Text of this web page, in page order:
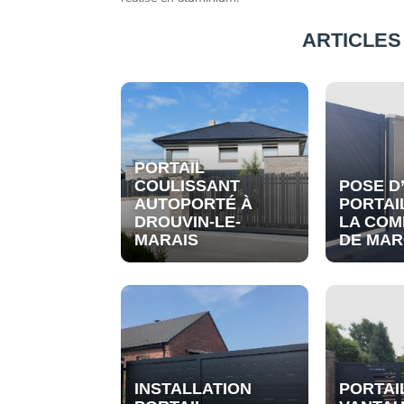
PORTAIL
COULISSANT
AUTOPORTÉ À
DROUVIN-LE-
MARAIS
POSE
LA
DE
INSTALLATION